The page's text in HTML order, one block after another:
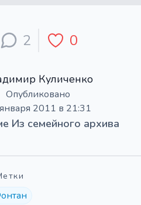
2 0
Куличенко
Опубликовано
2011 в 21:31
Из семейного архива